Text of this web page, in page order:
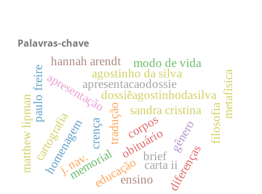
Palavras-chave
apresentaçãodossiêagostinhodasilva
apresentacaodossie
tradução
brief
j. nav.
agostinho da silva
carta ii
sandra cristina
obituário
homenagemmemorial diferenças
corpos filosofia
metafísica
modo de vida
paulo freire
matthew lipman educação
crença
cartografia gênero
ensino
hannah arendt